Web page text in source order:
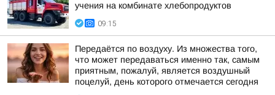
учения на комбинате хлебопродуктов
09:15
Передаётся по воздуху. Из множества того,
что может передаваться именно так, самым
приятным, пожалуй, является воздушный
поцелуй, день которого отмечается сегодня